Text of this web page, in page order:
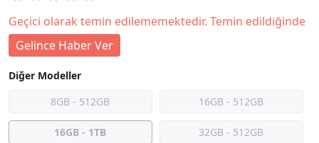
Geçici olarak temin edilememektedir. Temin edildiğinde
Gelince Haber Ver
Diğer Modeller
8GB - 512GB
16GB - 512GB
16GB - 1TB 32GB - 512GB